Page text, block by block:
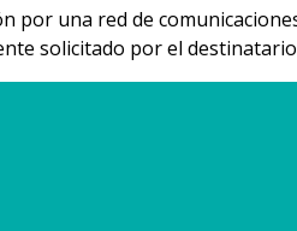
una red de
solicitado por el